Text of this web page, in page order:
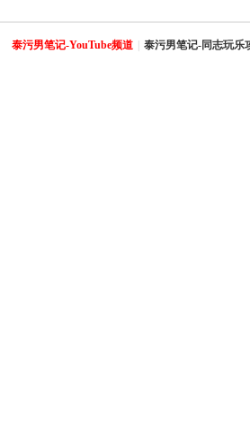
泰污男笔记-YouTube频道 泰污男笔记-同志玩乐